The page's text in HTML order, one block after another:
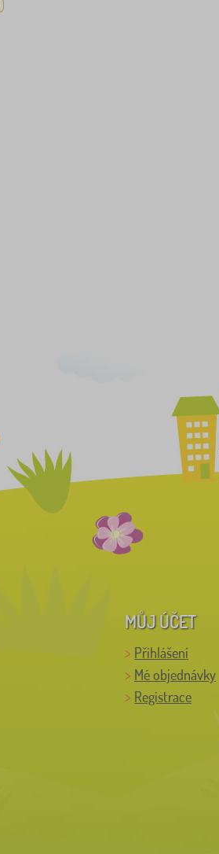
MŮJ ÚČET
Přihlášení
Mé objednávky
Registrace